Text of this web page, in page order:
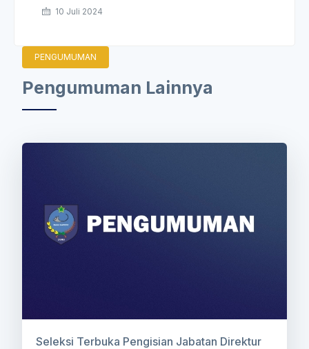
10 Juli 2024
PENGUMUMAN
Pengumuman Lainnya
Seleksi Terbuka Pengisian Jabatan Direktur